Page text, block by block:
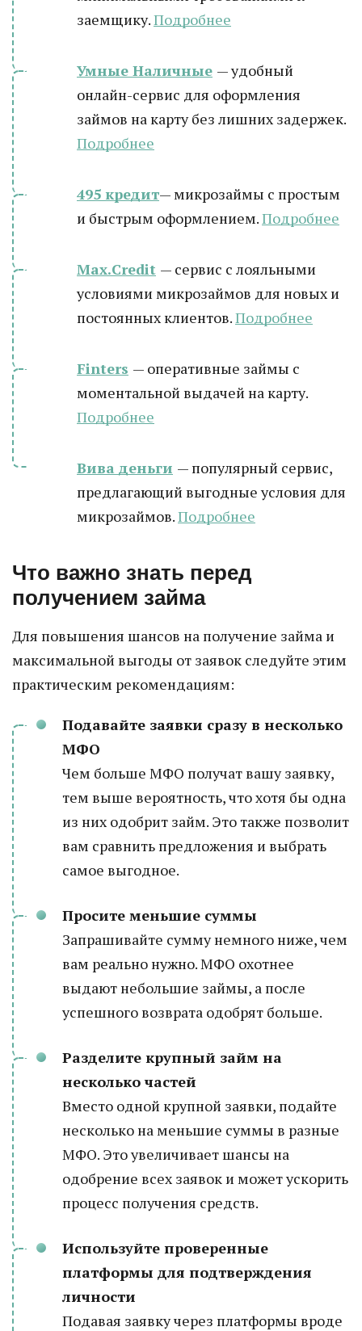
заемщику.Подробнее
Умные Наличные — удобный
онлайн-сервис для оформления
займов на карту без лишних задержек.
Подробнее
495 кредит— микрозаймы с простым
и быстрым оформлением.Подробнее
Max.Credit — сервис с лояльными
условиями микрозаймов для новых и
постоянных клиентов.Подробнее
Finters — оперативные займы с
моментальной выдачей на карту.
Подробнее
Вива деньги — популярный сервис,
предлагающий выгодные условия для
микрозаймов.Подробнее
Что важно знать перед
получением займа
Для повышения шансов на получение займа и
максимальной выгоды от заявок следуйте этим
практическим рекомендациям:
Подавайте заявки сразу в несколько
МФО
Чем больше МФО получат вашу заявку,
тем выше вероятность, что хотя бы одна
из них одобрит займ. Это также позволит
вам сравнить предложения и выбрать
самое выгодное.
Просите меньшие суммы
Запрашивайте сумму немного ниже, чем
вам реально нужно. МФО охотнее
выдают небольшие займы, а после
успешного возврата одобрят больше.
Разделите крупный займ на
несколько частей
Вместо одной крупной заявки, подайте
несколько на меньшие суммы в разные
МФО. Это увеличивает шансы на
одобрение всех заявок и может ускорить
процесс получения средств.
Используйте проверенные
платформы для подтверждения
личности
Подавая заявку через платформы вроде